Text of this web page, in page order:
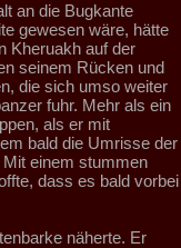
an die Bugkante
gewesen wäre, hätte
Kheruakh auf der
seinem Rücken und
die sich umso weiter
fuhr. Mehr als ein
als er mit
bald die Umrisse der
einem stummen
dass es bald vorbei
näherte. Er